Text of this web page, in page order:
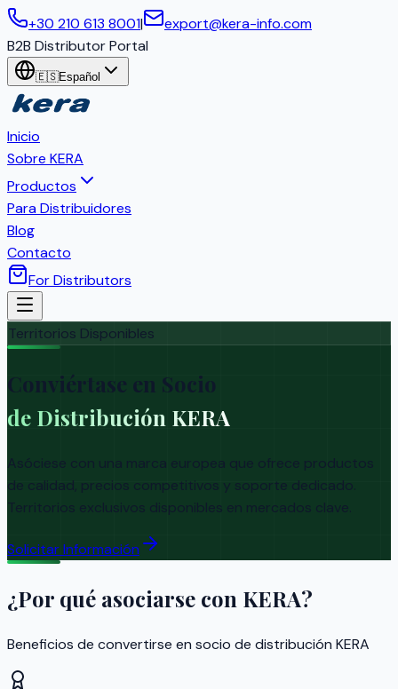
+30 210 613 8001|
export@kera-info.com
B2B Distributor Portal
🇪🇸Español
Inicio
Sobre KERA
Productos
Para Distribuidores
Blog
Contacto
For Distributors
Territorios Disponibles
Conviértase en Socio
de Distribución KERA
Asóciese con una marca europea que ofrece productos
de calidad, precios competitivos y soporte dedicado.
Territorios exclusivos disponibles en mercados clave.
Solicitar Información
¿Por qué asociarse con KERA?
Beneficios de convertirse en socio de distribución KERA